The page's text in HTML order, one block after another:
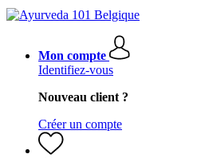
Mon compte
Identifiez-vous
Nouveau client ?
Créer un compte